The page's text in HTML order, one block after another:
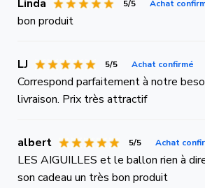
Linda 5/5 Achat
bon produit
LJ 5/5 Achat confirmé
Correspond parfaitement à notre
livraison. Prix très attractif
albert 5/5 Achat
LES AIGUILLES et le ballon rien à
son cadeau un très bon produit